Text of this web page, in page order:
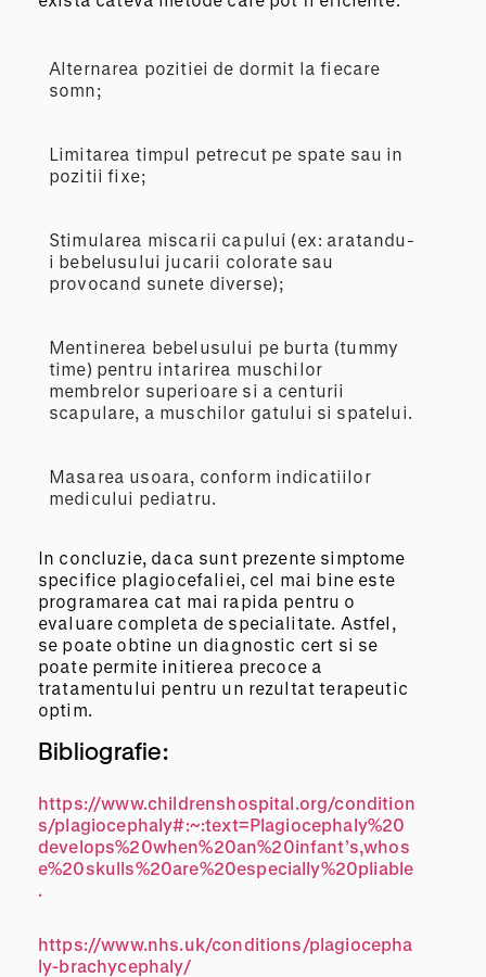
Alternarea pozitiei de dormit la fiecare
somn;
Limitarea timpul petrecut pe spate sau in
pozitii fixe;
Stimularea miscarii capului (ex: aratandu-
i bebelusului jucarii colorate sau
provocand sunete diverse);
Mentinerea bebelusului pe burta (tummy
time) pentru intarirea muschilor
membrelor superioare si a centurii
scapulare, a muschilor gatului si spatelui.
Masarea usoara, conform indicatiilor
medicului pediatru.
In concluzie, daca sunt prezente simptome
specifice plagiocefaliei, cel mai bine este
programarea cat mai rapida pentru o
evaluare completa de specialitate. Astfel,
se poate obtine un diagnostic cert si se
poate permite initierea precoce a
tratamentului pentru un rezultat terapeutic
optim.
Bibliografie:
https://www.childrenshospital.org/condition
s/plagiocephaly#:~:text=Plagiocephaly%20
develops%20when%20an%20infant’s,whos
e%20skulls%20are%20especially%20pliable
.
https://www.nhs.uk/conditions/plagiocepha
ly-brachycephaly/